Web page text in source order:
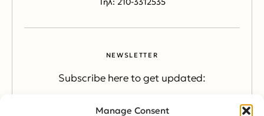
Manage Consent
NEWSLETTER
Subscribe here to get updated: